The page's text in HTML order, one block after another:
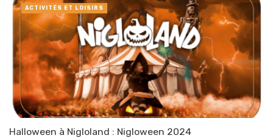
Halloween à Nigloland : Nigloween 2024
ACTIVITÉS ET LOISIRS